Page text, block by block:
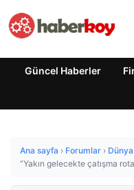
Güncel Haberler
Ana sayfa › Forumlar › Dünya
“Yakın gelecekte çatışma